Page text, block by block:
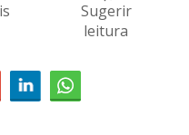
Sugerir
leitura